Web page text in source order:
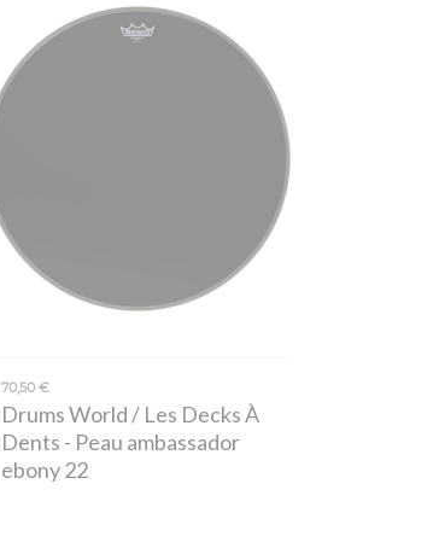
70,50 €
Drums World / Les Decks À
Dents - Peau ambassador
ebony 22